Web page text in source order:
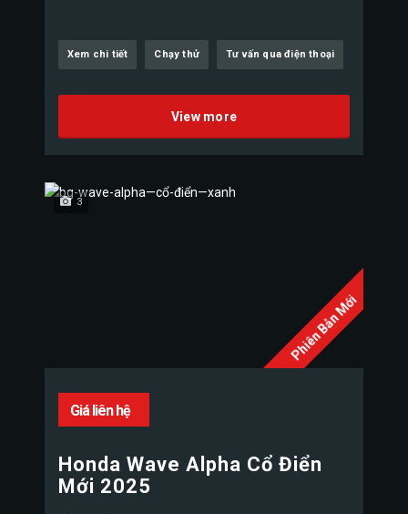
Xem chi tiết Chạy thử Tư vấn qua điện thoại
View more
Phiên Bản Mới
3
Giá liên hệ
Honda Wave Alpha Cổ Điển
Mới 2025